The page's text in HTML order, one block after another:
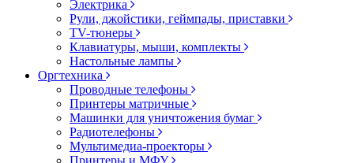
Электрика
Рули, джойстики, геймпады, приставки
TV-тюнеры
Клавиатуры, мыши, комплекты
Настольные лампы
Оргтехника
Проводные телефоны
Принтеры матричные
Машинки для уничтожения бумаг
Радиотелефоны
Мультимедиа-проекторы
Принтеры и МФУ